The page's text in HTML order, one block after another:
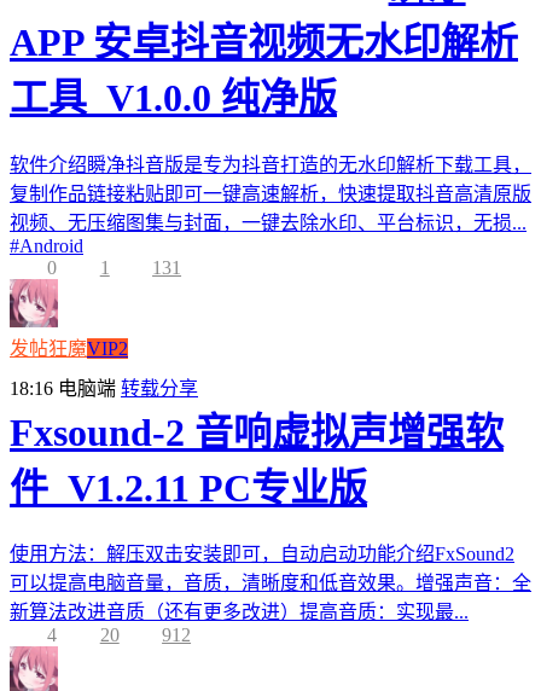
APP 安卓抖音视频无水印解析
工具_V1.0.0 纯净版
软件介绍瞬净抖音版是专为抖音打造的无水印解析下载工具，
复制作品链接粘贴即可一键高速解析，快速提取抖音高清原版
视频、无压缩图集与封面，一键去除水印、平台标识，无损...
#Android
0
1 131
发帖狂魔VIP2
18:16 电脑端 转载分享
Fxsound-2 音响虚拟声增强软
件_V1.2.11 PC专业版
使用方法：解压双击安装即可，自动启动功能介绍FxSound2
可以提高电脑音量，音质，清晰度和低音效果。增强声音：全
新算法改进音质（还有更多改进）提高音质：实现最...
4
20 912